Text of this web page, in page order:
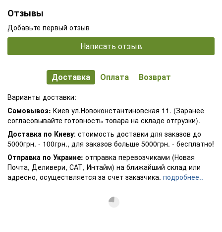
Отзывы
Добавьте первый отзыв
Написать отзыв
Доставка Оплата Возврат
Варианты доставки:
Самовывоз: Киев ул.Новоконстантиновская 11. (Заранее
согласовывайте готовность товара на складе отгрузки).
Доставка по Киеву: стоимость доставки для заказов до
5000грн. - 100грн., для заказов больше 5000грн. - бесплатно!
Отправка по Украине: отправка перевозчиками (Новая
Почта, Деливери, САТ, Интайм) на ближайший склад или
адресно, осуществляется за счет заказчика. подробнее..